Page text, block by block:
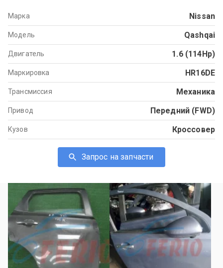
Марка Nissan
Модель Qashqai
Двигатель 1.6 (114Hp)
Маркировка HR16DE
Трансмиссия Механика
Привод Передний (FWD)
Кузов Кроссовер
Запрос на запчасти